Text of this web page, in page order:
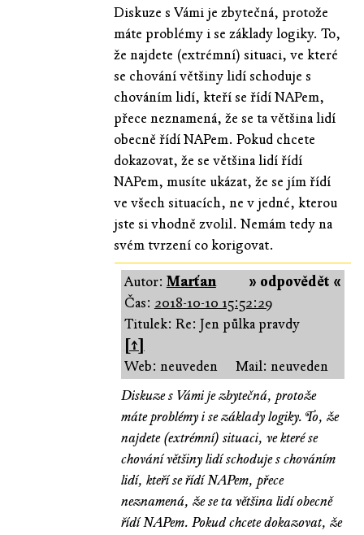
Diskuze s Vámi je zbytečná, protože
máte problémy i se základy logiky. To,
že najdete (extrémní) situaci, ve které
se chování většiny lidí schoduje s
chováním lidí, kteří se řídí NAPem,
přece neznamená, že se ta většina lidí
obecně řídí NAPem. Pokud chcete
dokazovat, že se většina lidí řídí
NAPem, musíte ukázat, že se jím řídí
ve všech situacích, ne v jedné, kterou
jste si vhodně zvolil. Nemám tedy na
svém tvrzení co korigovat.
» odpovědět «
Autor: Marťan
Čas: 2018-10-10 15:52:29
Titulek: Re: Jen půlka pravdy
[↑]
Web: neuveden
Mail: neuveden
Diskuze s Vámi je zbytečná, protože
máte problémy i se základy logiky. To, že
najdete (extrémní) situaci, ve které se
chování většiny lidí schoduje s chováním
lidí, kteří se řídí NAPem, přece
neznamená, že se ta většina lidí obecně
řídí NAPem. Pokud chcete dokazovat, že